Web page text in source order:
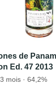
de
Ed. 47 2013
mois · 64,2%